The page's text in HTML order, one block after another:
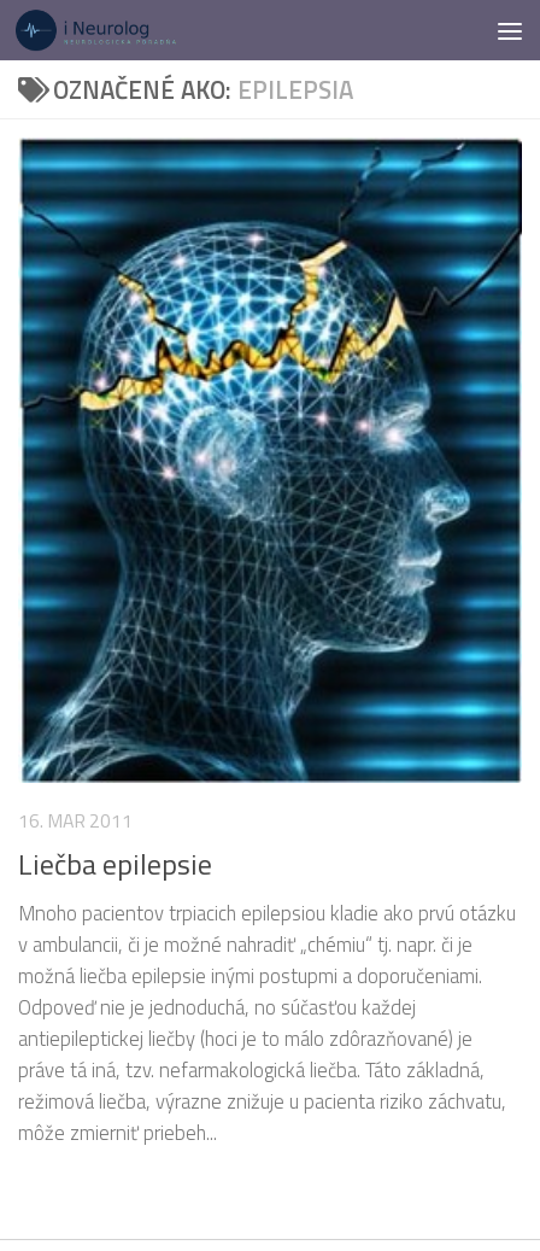
Preskočiť na obsah
OZNAČENÉ AKO: EPILEPSIA
16. MAR 2011
Liečba epilepsie
Mnoho pacientov trpiacich epilepsiou kladie ako prvú otázku
v ambulancii, či je možné nahradiť „chémiu“ tj. napr. či je
možná liečba epilepsie inými postupmi a doporučeniami.
Odpoveď nie je jednoduchá, no súčasťou každej
antiepileptickej liečby (hoci je to málo zdôrazňované) je
práve tá iná, tzv. nefarmakologická liečba. Táto základná,
režimová liečba, výrazne znižuje u pacienta riziko záchvatu,
môže zmierniť priebeh...